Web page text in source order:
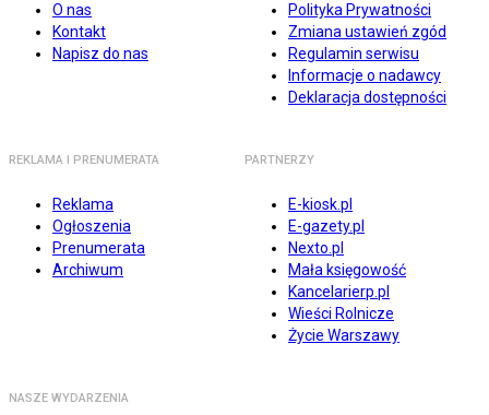
O nas
Kontakt
Napisz do nas
Polityka Prywatności
Zmiana ustawień zgód
Regulamin serwisu
Informacje o nadawcy
Deklaracja dostępności
REKLAMA I PRENUMERATA
Reklama
Ogłoszenia
Prenumerata
Archiwum
PARTNERZY
E-kiosk.pl
E-gazety.pl
Nexto.pl
Mała księgowość
Kancelarierp.pl
Wieści Rolnicze
Życie Warszawy
NASZE WYDARZENIA